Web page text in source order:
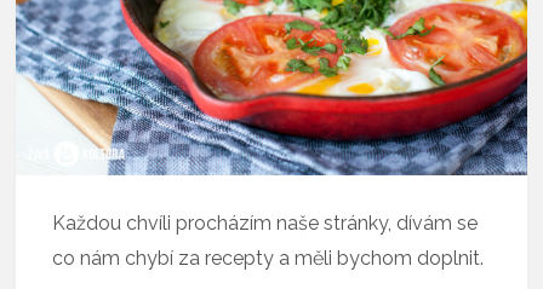
Každou chvíli procházím naše stránky, dívám se
co nám chybí za recepty a měli bychom doplnit.